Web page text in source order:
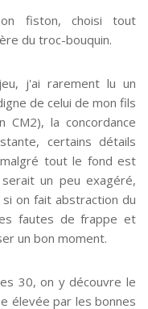
fiston, choisi tout
du troc-bouquin.
j'ai rarement lu un
de celui de mon fils
la concordance
certains détails
tout le fond est
un peu exagéré,
on fait abstraction du
fautes de frappe et
un bon moment.
30, on y découvre le
élevée par les bonnes